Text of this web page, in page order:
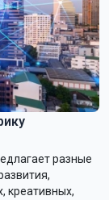
разные
креативных,